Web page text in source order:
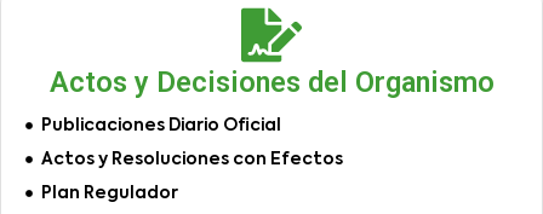
Actos y Decisiones del Organismo
Publicaciones Diario Oficial
Actos y Resoluciones con Efectos
Plan Regulador